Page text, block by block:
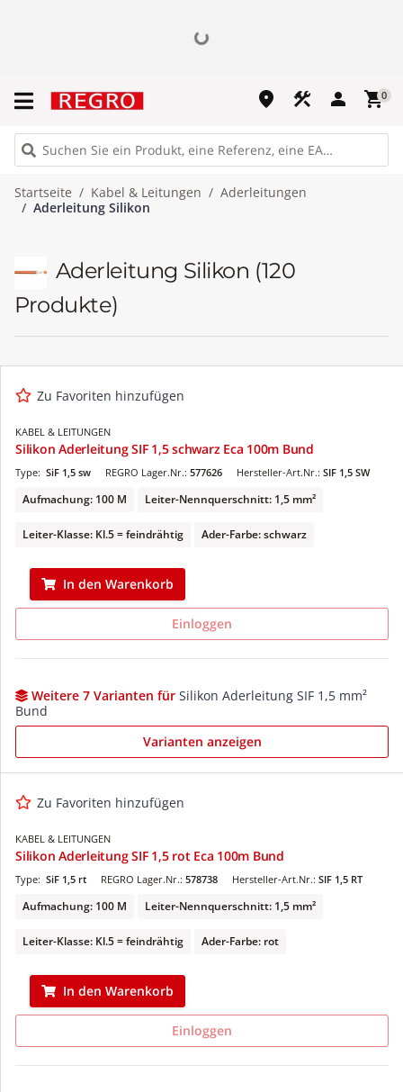
place construction person shopping_cart0
Startseite Kabel & Leitungen
Aderleitungen
Aderleitung Silikon
Aderleitung Silikon (120
Produkte)
Zu Favoriten hinzufügen
KABEL & LEITUNGEN
Silikon Aderleitung SIF 1,5 schwarz Eca 100m Bund
REGRO Lager.Nr.: 577626
Type: SiF 1,5 sw Hersteller-Art.Nr.: SIF 1,5 SW
Aufmachung: 100 M Leiter-Nennquerschnitt: 1,5 mm²
Leiter-Klasse: Kl.5 = feindrähtig Ader-Farbe: schwarz
In den Warenkorb
Einloggen
Weitere 7 Varianten für Silikon Aderleitung SIF 1,5 mm²
Bund
Varianten anzeigen
Zu Favoriten hinzufügen
KABEL & LEITUNGEN
Silikon Aderleitung SIF 1,5 rot Eca 100m Bund
REGRO Lager.Nr.: 578738
Type: SiF 1,5 rt Hersteller-Art.Nr.: SIF 1,5 RT
Aufmachung: 100 M Leiter-Nennquerschnitt: 1,5 mm²
Leiter-Klasse: Kl.5 = feindrähtig Ader-Farbe: rot
In den Warenkorb
Einloggen